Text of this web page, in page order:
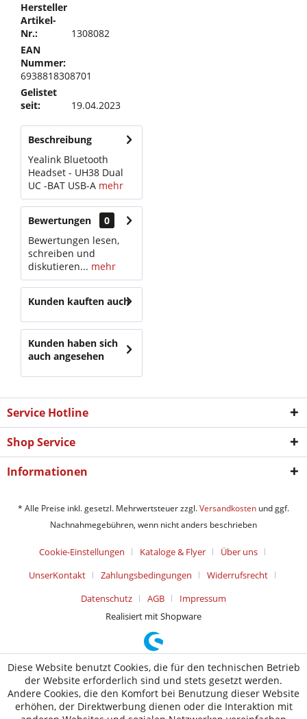
Hersteller
Artikel-
Nr.:
1308082
EAN
Nummer:
6938818308701
Gelistet
seit:
19.04.2023
Beschreibung
Yealink Bluetooth
Headset - UH38 Dual
UC -BAT USB-A mehr
Bewertungen
0
Bewertungen lesen,
schreiben und
diskutieren... mehr
Kunden kauften auch
Kunden haben sich
auch angesehen
Service Hotline
Shop Service
Informationen
* Alle Preise inkl. gesetzl. Mehrwertsteuer zzgl.Versandkosten und ggf.
Nachnahmegebühren, wenn nicht anders beschrieben
Cookie-Einstellungen Kataloge & Flyer
Über uns
UnserKontakt
Zahlungsbedingungen
Widerrufsrecht
Datenschutz
AGB
Impressum
Realisiert mit Shopware
Diese Website benutzt Cookies, die für den technischen Betrieb
der Website erforderlich sind und stets gesetzt werden.
Andere Cookies, die den Komfort bei Benutzung dieser Website
erhöhen, der Direktwerbung dienen oder die Interaktion mit